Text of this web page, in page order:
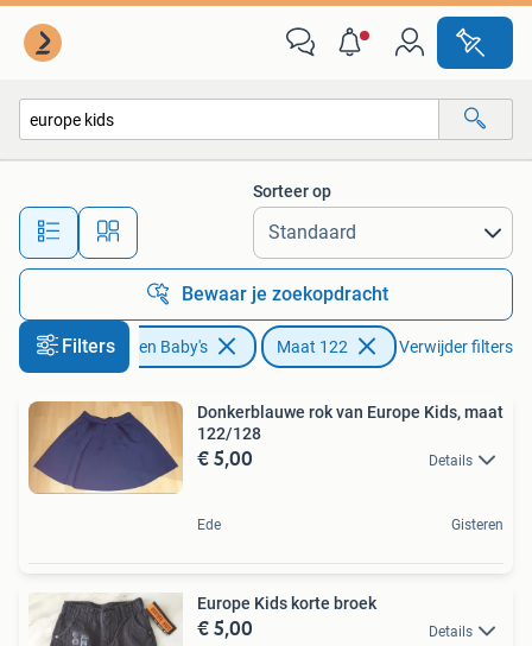
Alle afstanden…
Sorteer op
Bewaar je zoekopdracht
Filters
Kinderen en Baby's Maat 122 Verwijder filters
Donkerblauwe rok van Europe Kids, maat
122/128
€ 5,00 Details
Ede Gisteren
Europe Kids korte broek
€ 5,00 Details